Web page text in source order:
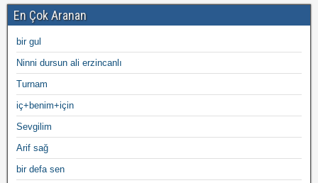
En Çok Aranan
bir gul
Ninni dursun ali erzincanlı
Turnam
iç+benim+için
Sevgilim
Arif sağ
bir defa sen